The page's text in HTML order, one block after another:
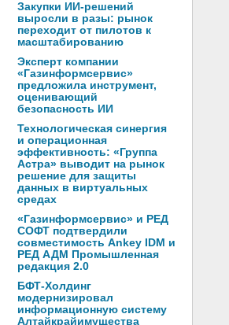
Закупки ИИ-решений
выросли в разы: рынок
переходит от пилотов к
масштабированию
Эксперт компании
«Газинформсервис»
предложила инструмент,
оценивающий
безопасность ИИ
Технологическая синергия
и операционная
эффективность: «Группа
Астра» выводит на рынок
решение для защиты
данных в виртуальных
средах
«Газинформсервис» и РЕД
СОФТ подтвердили
совместимость Ankey IDM и
РЕД АДМ Промышленная
редакция 2.0
БФТ-Холдинг
модернизировал
информационную систему
Алтайкрайимущества